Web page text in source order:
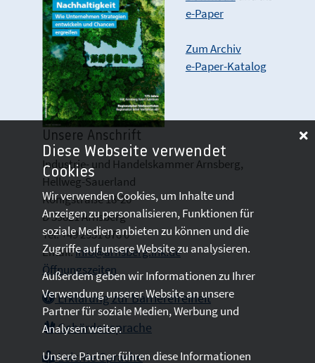
e-Paper
Zum Archiv
e-Paper-Katalog
Unsere Anschrift
Industrie- und Handelskammer Arnsberg,
Hellweg-Sauerland
Königstraße 18-20
D 59821 Arnsberg
Tel: +49 2931 878 0
Email:info@arnsberg.ihk.de
Öffnungszeiten
Erklärung zur Barrierefreiheit
Gebärdensprache
Leichte Sprache
Diese Webseite verwendet
Cookies
Wir verwenden Cookies, um Inhalte und
Anzeigen zu personalisieren, Funktionen für
soziale Medien anbieten zu können und die
Zugriffe auf unsere Website zu analysieren.
Außerdem geben wir Informationen zu Ihrer
Verwendung unserer Website an unsere
Partner für soziale Medien, Werbung und
Analysen weiter.
Unsere Partner führen diese Informationen